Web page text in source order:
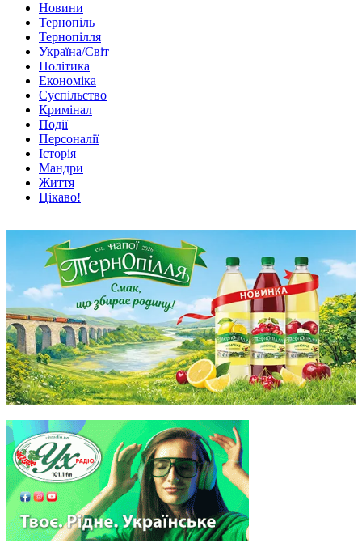
Новини
Тернопіль
Тернопілля
Україна/Світ
Політика
Економіка
Суспільство
Кримінал
Події
Персоналії
Історія
Мандри
Життя
Цікаво!